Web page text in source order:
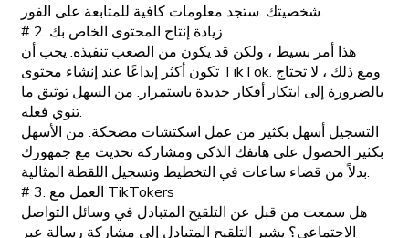
شخصيتك. ستجد معلومات كافية للمتابعة على الفور.
# 2. زيادة إنتاج المحتوى الخاص بك
هذا أمر بسيط ، ولكن قد يكون من الصعب تنفيذه. يجب أن
تكون أكثر إبداعًا عند إنشاء محتوى TikTok. ومع ذلك ، لا تحتاج
بالضرورة إلى ابتكار أفكار جديدة باستمرار. من السهل توثيق ما
تنوي فعله.
التسجيل أسهل بكثير من عمل اسكتشات مضحكة. من الأسهل
بكثير الحصول على هاتفك الذكي ومشاركة تحديث مع جمهورك
بدلاً من قضاء ساعات في التخطيط وتسجيل اللقطة المثالية.
# 3. العمل مع TikTokers
هل سمعت من قبل عن التلقيح المتبادل في وسائل التواصل
الاجتماعي؟ يشير التلقيح المتبادل إلى مشاركة رسالة عبر